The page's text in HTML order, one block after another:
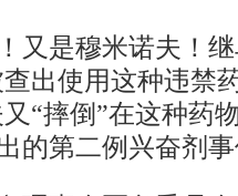
是穆米诺夫！继
出使用这种违禁
“摔倒”在这种药
的第二例兴奋剂